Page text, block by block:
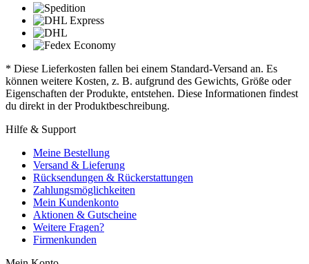
* Diese Lieferkosten fallen bei einem Standard-Versand an. Es
können weitere Kosten, z. B. aufgrund des Gewichts, Größe oder
Eigenschaften der Produkte, entstehen. Diese Informationen findest
du direkt in der Produktbeschreibung.
Hilfe & Support
Meine Bestellung
Versand & Lieferung
Rücksendungen & Rückerstattungen
Zahlungsmöglichkeiten
Mein Kundenkonto
Aktionen & Gutscheine
Weitere Fragen?
Firmenkunden